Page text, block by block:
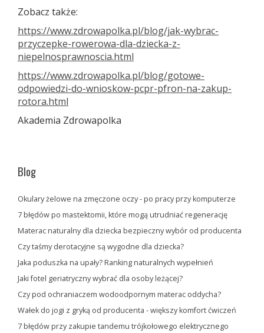
Zobacz także:
https://www.zdrowapolka.pl/blog/jak-wybrac-
przyczepke-rowerowa-dla-dziecka-z-
niepelnosprawnoscia.html
https://www.zdrowapolka.pl/blog/gotowe-
odpowiedzi-do-wnioskow-pcpr-pfron-na-zakup-
rotora.html
Akademia Zdrowapolka
Blog
Okulary żelowe na zmęczone oczy - po pracy przy komputerze
7 błędów po mastektomii, które mogą utrudniać regenerację
Materac naturalny dla dziecka bezpieczny wybór od producenta
Czy taśmy derotacyjne są wygodne dla dziecka?
Jaka poduszka na upały? Ranking naturalnych wypełnień
Jaki fotel geriatryczny wybrać dla osoby leżącej?
Czy pod ochraniaczem wodoodpornym materac oddycha?
Wałek do jogi z gryką od producenta - większy komfort ćwiczeń
7 błędów przy zakupie tandemu trójkołowego elektrycznego